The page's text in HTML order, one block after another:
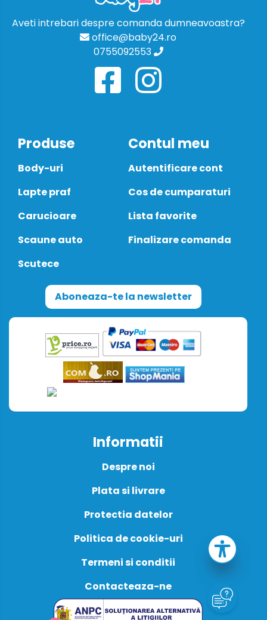
Aveti intrebari despre comanda dumneavoastra?
office@baby24.ro
0755092553
Produse
Body-uri
Lapte praf
Carucioare
Scaune auto
Scutece
Contul meu
Autentificare cont
Cos de cumparaturi
Lista favorite
Finalizare comanda
Aboneaza-te la newsletter
Informatii
Despre noi
Plata si livrare
Protectia datelor
Politica de cookie-uri
Termeni si conditii
Contacteaza-ne